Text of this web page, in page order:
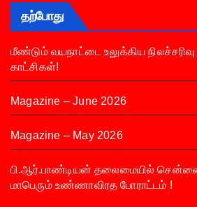
தற்போது
மீண்டும் வயநாட்டை உலுக்கிய நிலச்சரிவு
காட்சிகள்!
Magazine – June 2026
Magazine – May 2026
பி.ஆர்.பாண்டியன் தலைமையில்
மாபெரும் உண்ணாவிரத போராட்டம் !